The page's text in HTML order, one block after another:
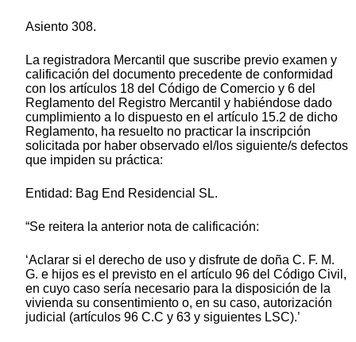
Asiento 308.
La registradora Mercantil que suscribe previo examen y
calificación del documento precedente de conformidad
con los artículos 18 del Código de Comercio y 6 del
Reglamento del Registro Mercantil y habiéndose dado
cumplimiento a lo dispuesto en el artículo 15.2 de dicho
Reglamento, ha resuelto no practicar la inscripción
solicitada por haber observado el/los siguiente/s defectos
que impiden su práctica:
Entidad: Bag End Residencial SL.
“Se reitera la anterior nota de calificación:
‘Aclarar si el derecho de uso y disfrute de doña C. F. M.
G. e hijos es el previsto en el artículo 96 del Código Civil,
en cuyo caso sería necesario para la disposición de la
vivienda su consentimiento o, en su caso, autorización
judicial (artículos 96 C.C y 63 y siguientes LSC).’